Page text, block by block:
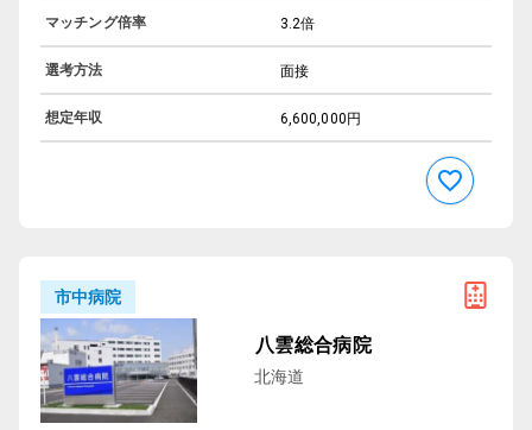
マッチング倍率 3.2倍
選考方法 面接
想定年収 6,600,000円
市中病院
八雲総合病院
北海道